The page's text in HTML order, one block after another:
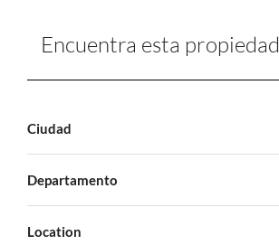
Encuentra esta propiedad
Ciudad
Departamento
Location